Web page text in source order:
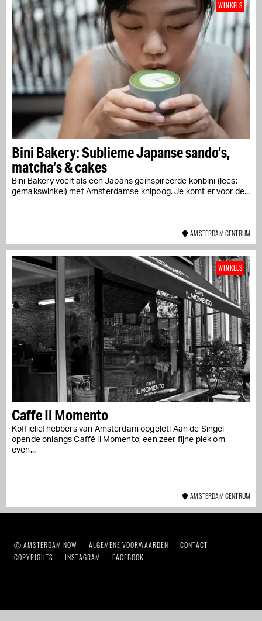
Bini Bakery: Sublieme Japanse sando’s,
matcha’s & cakes
Bini Bakery voelt als een Japans geïnspireerde konbini (lees:
gemakswinkel) met Amsterdamse knipoog. Je komt er voor de...
WINKELS
AMSTERDAM CENTRUM
Caffe Il Momento
Koffieliefhebbers van Amsterdam opgelet! Aan de Singel
opende onlangs Caffè il Momento, een zeer fijne plek om
even...
WINKELS
AMSTERDAM CENTRUM
Ⓒ AMSTERDAM NOW ALGEMENE VOORWAARDEN
CONTACT
COPYRIGHTS
INSTAGRAM FACEBOOK